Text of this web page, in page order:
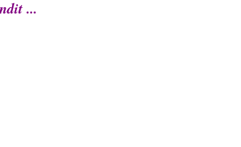
...